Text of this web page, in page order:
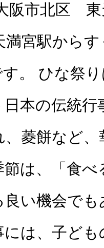
阪市北区
満宮駅から
。 ひな祭
本の伝統
菱餅など
は、「食
良い機会で
は、子ど